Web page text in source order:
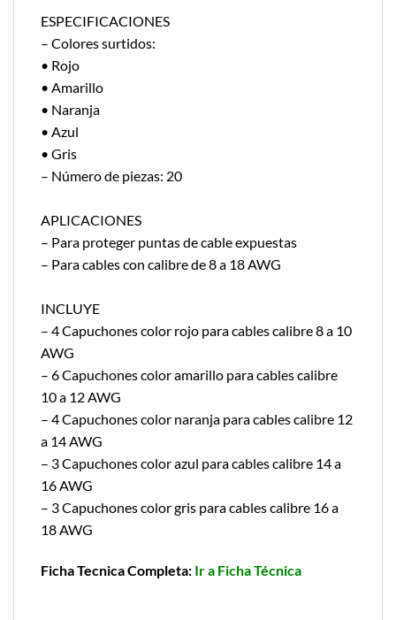
ESPECIFICACIONES
– Colores surtidos:
• Rojo
• Amarillo
• Naranja
• Azul
• Gris
– Número de piezas: 20
APLICACIONES
– Para proteger puntas de cable expuestas
– Para cables con calibre de 8 a 18 AWG
INCLUYE
– 4 Capuchones color rojo para cables calibre 8 a 10
AWG
– 6 Capuchones color amarillo para cables calibre
10 a 12 AWG
– 4 Capuchones color naranja para cables calibre 12
a 14 AWG
– 3 Capuchones color azul para cables calibre 14 a
16 AWG
– 3 Capuchones color gris para cables calibre 16 a
18 AWG
Ficha Tecnica Completa: Ir a Ficha Técnica